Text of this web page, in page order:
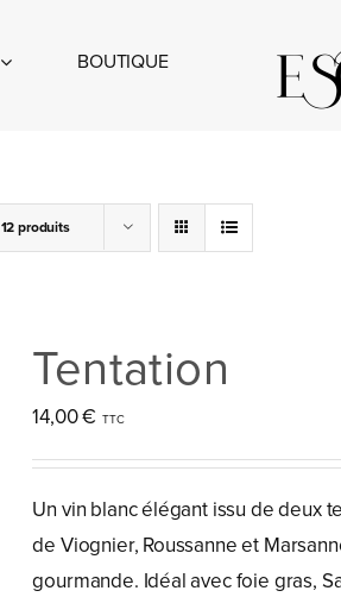
BOUTIQUE
12 produits
Tentation
14,00€
Un vin blanc élégant issu de deux
de Viognier, Roussanne et
gourmande. Idéal avec foie gras,